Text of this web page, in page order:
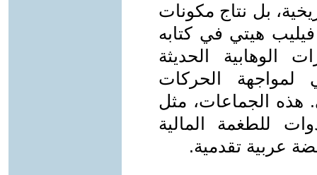
بل نتاج مكونات
فيليب هيتي في كتابه
فإن التيارات الوهابية الحديثة
لمواجهة الحركات
هذه الجماعات، مثل
للطغمة المالية
عربية تقدمية.